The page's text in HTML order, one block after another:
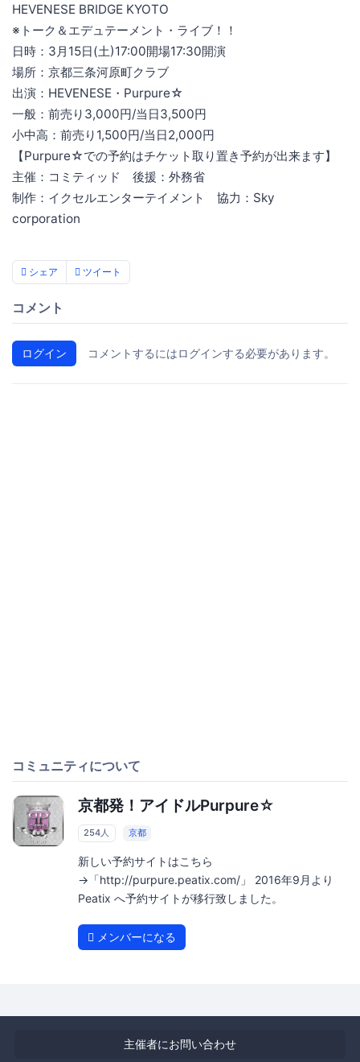
HEVENESE BRIDGE KYOTO
※トーク＆エデュテーメント・ライブ！！
日時：3月15日(土)17:00開場17:30開演
場所：京都三条河原町クラブ
出演：HEVENESE・Purpure☆
一般：前売り3,000円/当日3,500円
小中高：前売り1,500円/当日2,000円
【Purpure☆での予約はチケット取り置き予約が出来ます】
主催：コミティッド 後援：外務省
制作：イクセルエンターテイメント 協力：Sky
corporation
シェア ツイート
コメント
ログイン コメントするにはログインする必要があります。
コミュニティについて
京都発！アイドルPurpure☆
254人 京都
新しい予約サイトはこちら
→「http://purpure.peatix.com/」 2016年9月より
Peatix へ予約サイトが移行致しました。
メンバーになる
主催者にお問い合わせ